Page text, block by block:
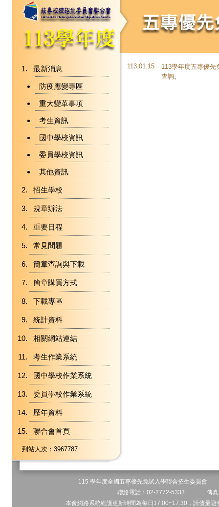
最新消息
防疫應變專區
重大變革事項
考生資訊
國中學校資訊
委員學校資訊
其他資訊
招生學校
規章辦法
重要日程
常見問題
簡章查詢與下載
簡章購買方式
下載專區
統計資料
相關網站連結
考生作業系統
國中學校作業系統
委員學校作業系統
歷年資料
聯合會首頁
到站人次：3967787
113.01.15
113學年度五專優先
查詢。
115 學年度全國五專優先免試入學聯合招生委員會
聯絡電話：02-2772-5333 傳
本會網路系統維護更新時間為每日17:00~17:30，請儘量